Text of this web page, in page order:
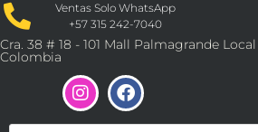
Ventas Solo WhatsApp
+57 315 242-7040
Cra. 38 # 18 - 101 Mall Palmagrande
Colombia